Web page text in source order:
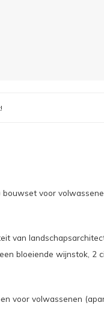
voor
van
bloeiende wijnstok, 2
voor volwassenen